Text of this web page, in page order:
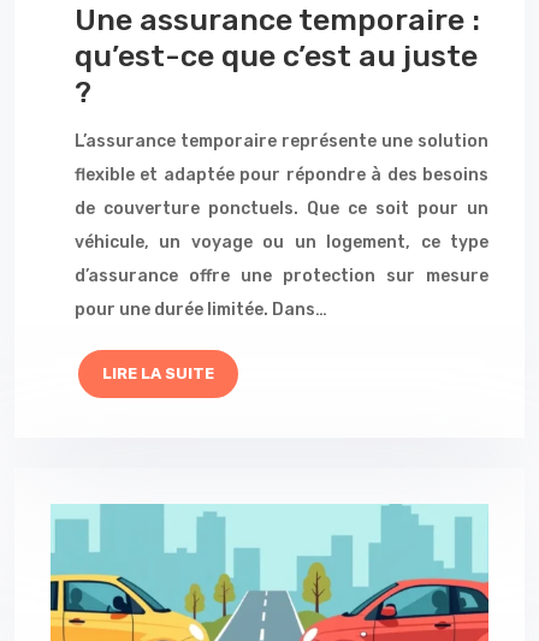
Une assurance temporaire :
qu’est-ce que c’est au juste
?
L’assurance temporaire représente une solution
flexible et adaptée pour répondre à des besoins
de couverture ponctuels. Que ce soit pour un
véhicule, un voyage ou un logement, ce type
d’assurance offre une protection sur mesure
pour une durée limitée. Dans…
LIRE LA SUITE